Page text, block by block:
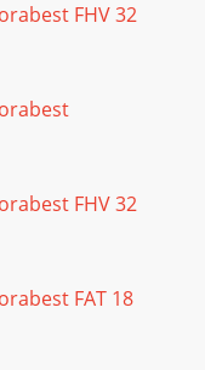
FHV 32
FHV 32
FAT 18